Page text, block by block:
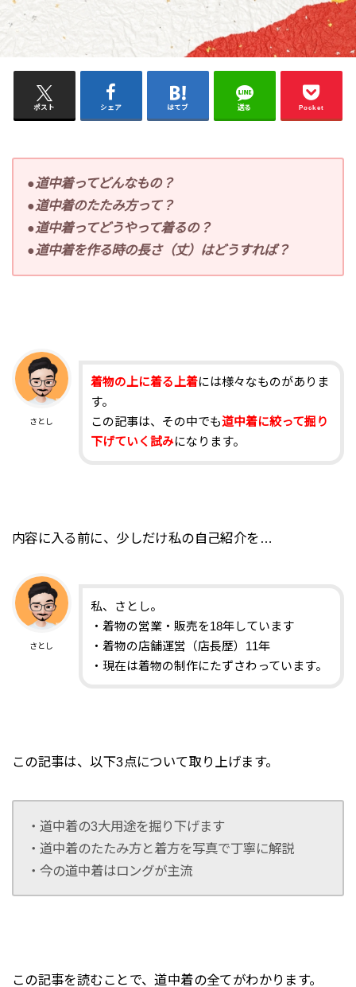
ポスト シェア はてブ 送る Pocket
●道中着ってどんなもの？
●道中着のたたみ方って？
●道中着ってどうやって着るの？
●道中着を作る時の長さ（丈）はどうすれば？
さとし
着物の上に着る上着には様々なものがありま
す。
この記事は、その中でも道中着に絞って掘り
下げていく試みになります。
内容に入る前に、少しだけ私の自己紹介を…
さとし
私、さとし。
・着物の営業・販売を18年しています
・着物の店舗運営（店長歴）11年
・現在は着物の制作にたずさわっています。
この記事は、以下3点について取り上げます。
・道中着の3大用途を掘り下げます
・道中着のたたみ方と着方を写真で丁寧に解説
・今の道中着はロングが主流
この記事を読むことで、道中着の全てがわかります。